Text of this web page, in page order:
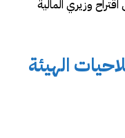
وزيري المالية
الهيئة